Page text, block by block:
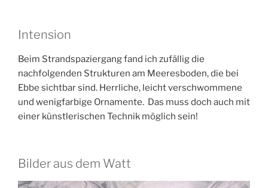
Intension
Beim Strandspaziergang fand ich zufällig die
nachfolgenden Strukturen am Meeresboden, die bei
Ebbe sichtbar sind. Herrliche, leicht verschwommene
und wenigfarbige Ornamente. Das muss doch auch mit
einer künstlerischen Technik möglich sein!
Bilder aus dem Watt